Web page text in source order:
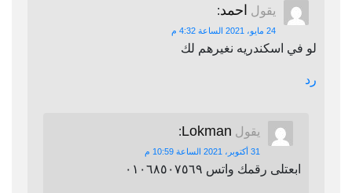
يقول احمد:
24 مايو، 2021 الساعة 4:32 م
لو في اسكندريه نغيرهم لك
رد
يقول Lokman
:
31 أكتوبر، 2021 الساعة 10:59 م
ابعتلى رقمك واتس ٠١٠٦٨٥٠٧٥٦٩